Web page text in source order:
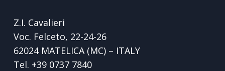
Z.I. Cavalieri
Voc. Felceto, 22-24-26
62024 MATELICA (MC) – ITALY
Tel. +39 0737 7840